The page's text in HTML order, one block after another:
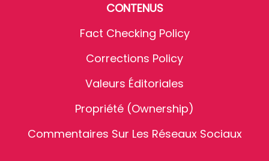
CONTENUS
Fact Checking Policy
Corrections Policy
Valeurs Éditoriales
Propriété (Ownership)
Commentaires Sur Les Réseaux Sociaux